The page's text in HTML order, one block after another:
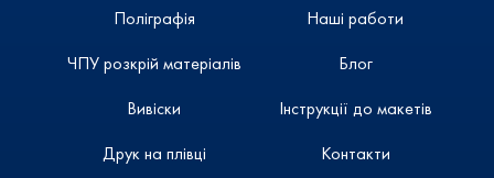
Поліграфія
ЧПУ розкрій матеріалів
Вивіски
Друк на плівці
Наші работи
Блог
Інструкції до макетів
Контакти